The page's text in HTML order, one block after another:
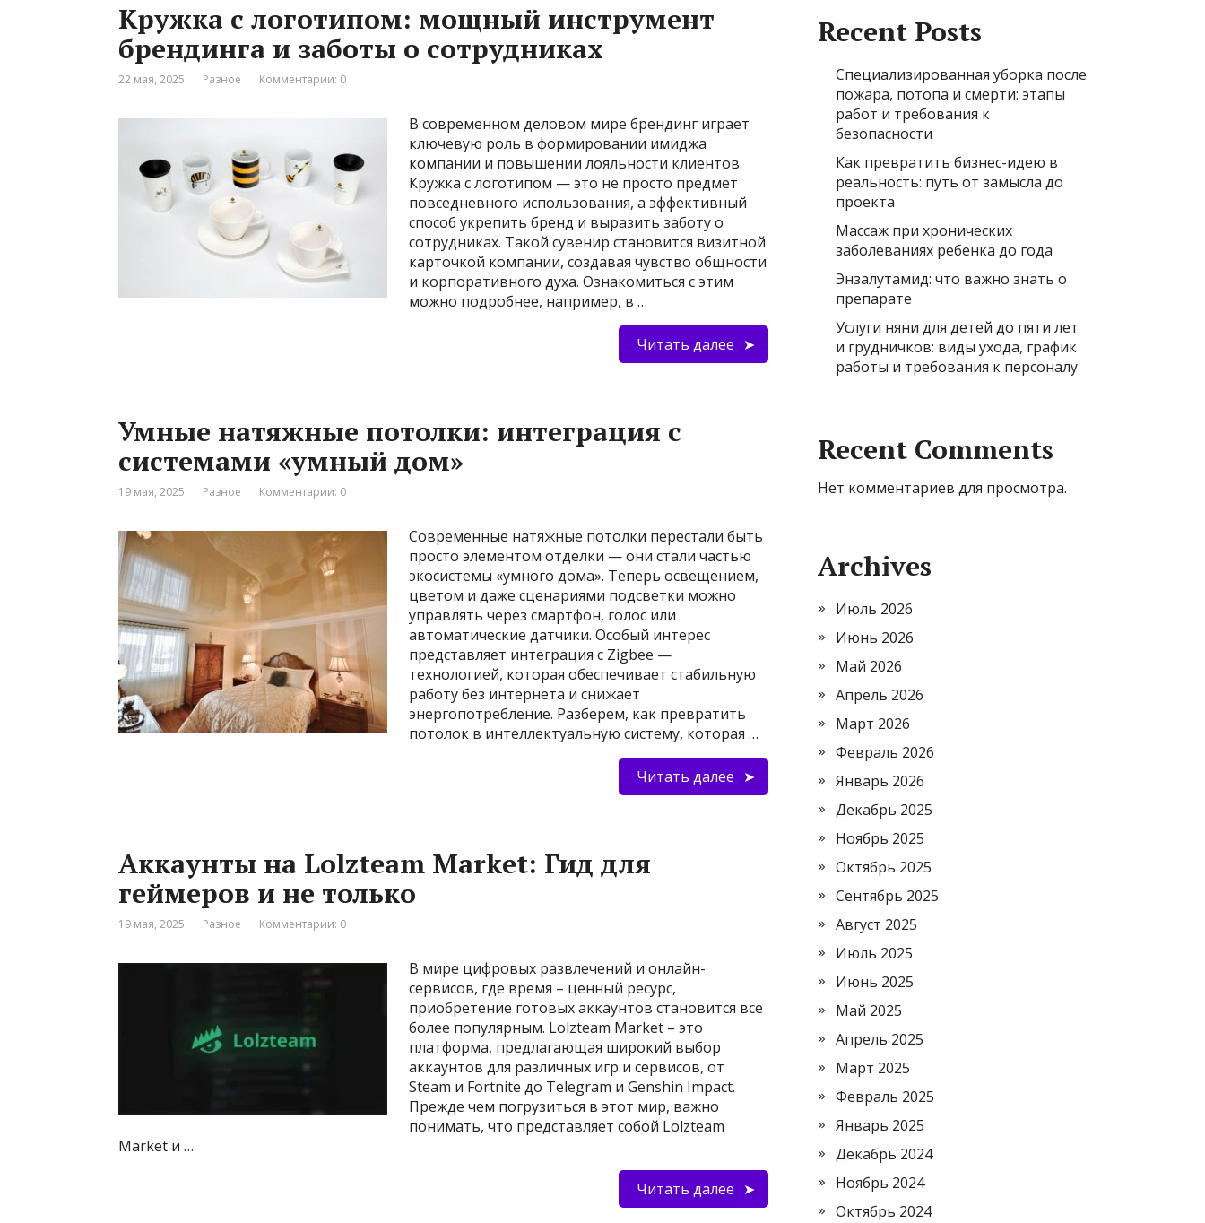
Кружка с логотипом: мощный инструмент
брендинга и заботы о сотрудниках
22 мая, 2025 Разное Комментарии: 0
В современном деловом мире брендинг играет
ключевую роль в формировании имиджа
компании и повышении лояльности клиентов.
Кружка с логотипом — это не просто предмет
повседневного использования, а эффективный
способ укрепить бренд и выразить заботу о
сотрудниках. Такой сувенир становится визитной
карточкой компании, создавая чувство общности
и корпоративного духа. Ознакомиться с этим
можно подробнее, например, в …
Читать далее
Умные натяжные потолки: интеграция с
системами «умный дом»
19 мая, 2025 Разное Комментарии: 0
Современные натяжные потолки перестали быть
просто элементом отделки — они стали частью
экосистемы «умного дома». Теперь освещением,
цветом и даже сценариями подсветки можно
управлять через смартфон, голос или
автоматические датчики. Особый интерес
представляет интеграция с Zigbee —
технологией, которая обеспечивает стабильную
работу без интернета и снижает
энергопотребление. Разберем, как превратить
потолок в интеллектуальную систему, которая …
Читать далее
Аккаунты на Lolzteam Market: Гид для
геймеров и не только
19 мая, 2025 Разное Комментарии: 0
В мире цифровых развлечений и онлайн-
сервисов, где время – ценный ресурс,
приобретение готовых аккаунтов становится все
более популярным. Lolzteam Market – это
платформа, предлагающая широкий выбор
аккаунтов для различных игр и сервисов, от
Steam и Fortnite до Telegram и Genshin Impact.
Прежде чем погрузиться в этот мир, важно
понимать, что представляет собой Lolzteam
Market и …
Читать далее
Recent Posts
Специализированная уборка после
пожара, потопа и смерти: этапы
работ и требования к
безопасности
Как превратить бизнес-идею в
реальность: путь от замысла до
проекта
Массаж при хронических
заболеваниях ребенка до года
Энзалутамид: что важно знать о
препарате
Услуги няни для детей до пяти лет
и грудничков: виды ухода, график
работы и требования к персоналу
Recent Comments
Нет комментариев для просмотра.
Archives
Июль 2026
Июнь 2026
Май 2026
Апрель 2026
Март 2026
Февраль 2026
Январь 2026
Декабрь 2025
Ноябрь 2025
Октябрь 2025
Сентябрь 2025
Август 2025
Июль 2025
Июнь 2025
Май 2025
Апрель 2025
Март 2025
Февраль 2025
Январь 2025
Декабрь 2024
Ноябрь 2024
Октябрь 2024